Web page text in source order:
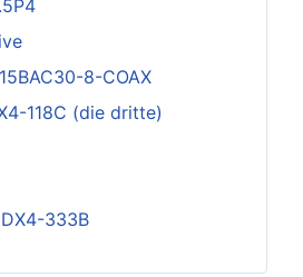
8-COAX
118C (die dritte)
333B